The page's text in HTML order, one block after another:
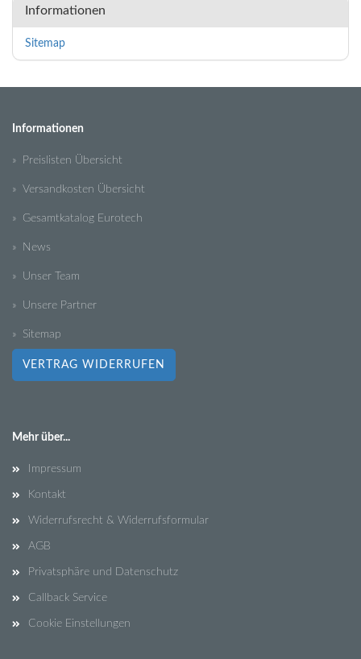
Informationen
Sitemap
Informationen
» Preislisten Übersicht
» Versandkosten Übersicht
» Gesamtkatalog Eurotech
» News
» Unser Team
» Unsere Partner
» Sitemap
VERTRAG WIDERRUFEN
Mehr über...
Impressum
Kontakt
Widerrufsrecht & Widerrufsformular
AGB
Privatsphäre und Datenschutz
Callback Service
Cookie Einstellungen